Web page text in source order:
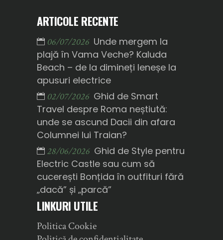
ARTICOLE RECENTE
06/07/2026 Unde mergem la
plajă în Vama Veche? Kaluda
Beach – de la dimineți leneșe la
apusuri electrice
02/07/2026 Ghid de Smart
Travel despre Roma neștiută:
unde se ascund Dacii din afara
Columnei lui Traian?
28/06/2026 Ghid de Style pentru
Electric Castle sau cum să
cucerești Bonțida în outfituri fără
„dacă” și „parcă”
LINKURI UTILE
Politica Cookie